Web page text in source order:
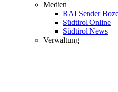
Medien
RAI Sender
Südtirol Online
Südtirol News
Verwaltung